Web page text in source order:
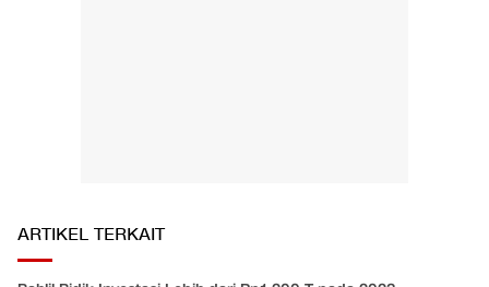
ARTIKEL TERKAIT